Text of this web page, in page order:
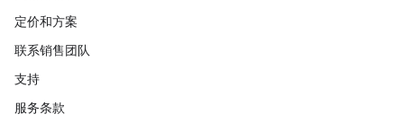
定价和方案
联系销售团队
支持
服务条款